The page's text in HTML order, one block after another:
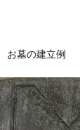
お墓の建立例